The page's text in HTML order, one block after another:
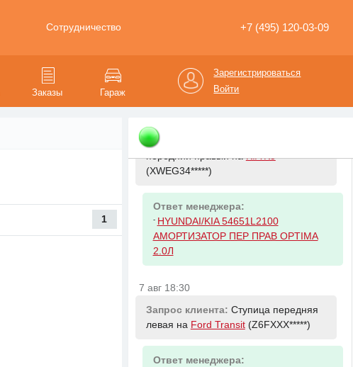
Сотрудничество +7 (495) 120-03-09
Заказы Гараж
Зарегистрироваться
Войти
1
воздушный Kia Sportage/Hyndai ix35
20CRDi 10 Ceed
Запрос клиента:
передний правый наKIA K5
(XWEG34*****)
Ответ менеджера:
- HYUNDAI/KIA 54651L2100
АМОРТИЗАТОР ПЕР ПРАВ OPTIMA
2.0Л
7 авг 18:30
Запрос клиента: Ступица передняя
левая на Ford Transit(Z6FXXX*****)
Ответ менеджера: